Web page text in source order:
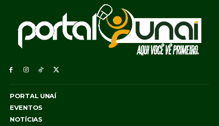
PORTAL UNAÍ
EVENTOS
NOTÍCIAS